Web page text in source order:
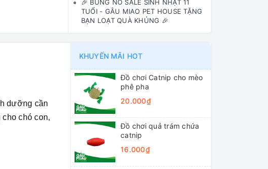
🎉 BÙNG NỔ SALE SINH NHẬT 11
TUỔI - GÂU MIAO PET HOUSE TẶNG
BẠN LOẠT QUÀ KHỦNG 🎉
dưỡng cần
chó con,
KHUYẾN MÃI HOT
Đồ chơi Catnip cho mèo
phê pha
20.000₫
Đồ chơi quả trám chứa
catnip
16.000₫